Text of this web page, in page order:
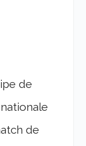
de
de